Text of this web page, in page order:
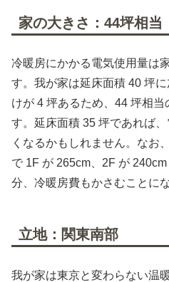
家の大きさ：44坪相当
冷暖房にかかる電気使用量は
す。我が家は延床面積 40 坪
けが 4 坪あるため、44 坪相当
す。延床面積 35 坪であれば
くなるかもしれません。なお
で 1F が 265cm、2F が
分、冷暖房費もかさむことに
立地：関東南部
我が家は東京と変わらない温